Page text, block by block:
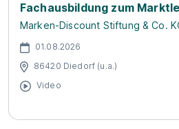
Fachausbildung zum
Marken-Discount Stiftung & Co.
01.08.2026
86420 Diedorf (u.a.)
Video